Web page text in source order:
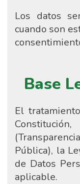
Los datos
cuando son
Base
El
Pública), la
de Datos
aplicable.